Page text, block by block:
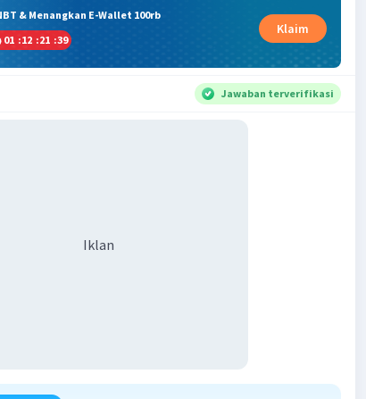
& Menangkan E-Wallet 100rb
01 :12 :21 :38
Klaim
Jawaban terverifikasi
Iklan